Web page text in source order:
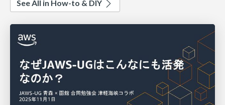
See All in How-to & DIY